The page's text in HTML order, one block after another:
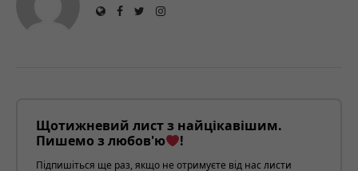
Щотижневий лист з найцікавішим.
Пишемо з любов'ю
!
Підпишіться ще раз, якщо не отримуєте від нас листи